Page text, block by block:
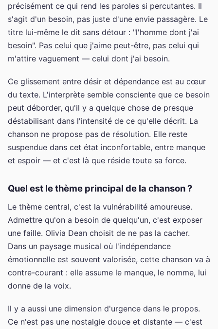
précisément ce qui rend les paroles si percutantes. Il
s'agit d'un besoin, pas juste d'une envie passagère. Le
titre lui-même le dit sans détour : "l'homme dont j'ai
besoin". Pas celui que j'aime peut-être, pas celui qui
m'attire vaguement — celui dont j'ai besoin.
Ce glissement entre désir et dépendance est au cœur
du texte. L'interprète semble consciente que ce besoin
peut déborder, qu'il y a quelque chose de presque
déstabilisant dans l'intensité de ce qu'elle décrit. La
chanson ne propose pas de résolution. Elle reste
suspendue dans cet état inconfortable, entre manque
et espoir — et c'est là que réside toute sa force.
Quel est le thème principal de la chanson ?
Le thème central, c'est la vulnérabilité amoureuse.
Admettre qu'on a besoin de quelqu'un, c'est exposer
une faille. Olivia Dean choisit de ne pas la cacher.
Dans un paysage musical où l'indépendance
émotionnelle est souvent valorisée, cette chanson va à
contre-courant : elle assume le manque, le nomme, lui
donne de la voix.
Il y a aussi une dimension d'urgence dans le propos.
Ce n'est pas une nostalgie douce et distante — c'est